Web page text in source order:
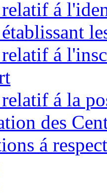
á
á
á la
des
á